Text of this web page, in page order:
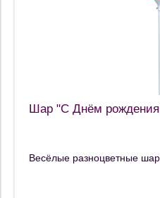
Шар "С Днём
Весёлые разноцветные